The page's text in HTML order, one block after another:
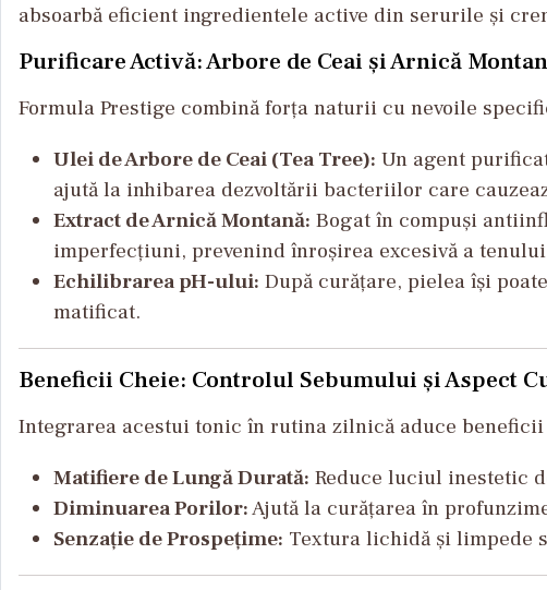
absoarbă eficient ingredientele active din serurile și
Purificare Activă: Arbore de Ceai și Arnică
Formula Prestige combină forța naturii cu nevoile
Ulei de Arbore de Ceai (Tea Tree): Un agent
ajută la inhibarea dezvoltării bacteriilor care
Extract de Arnică Montană: Bogat în compuși
imperfecțiuni, prevenind înroșirea excesivă a
Echilibrarea pH-ului: După curățare, pielea își
matificat.
Beneficii Cheie: Controlul Sebumului și Aspect
Integrarea acestui tonic în rutina zilnică aduce
Matifiere de Lungă Durată: Reduce luciul inestetic
Diminuarea Porilor:Ajută la curățarea în
Senzație de Prospețime: Textura lichidă și limpede